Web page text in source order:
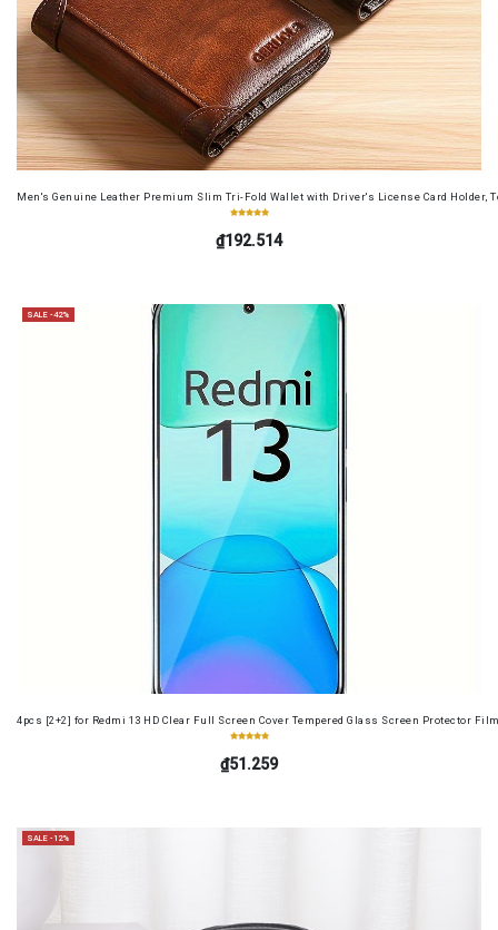
Men's Genuine Leather Premium Slim Tri-Fold Wallet with Driver's License Card Holder,
₫192.514
SALE -42%
4pcs [2+2] for Redmi 13 HD Clear Full Screen Cover Tempered Glass Screen Protector
₫51.259
SALE -12%